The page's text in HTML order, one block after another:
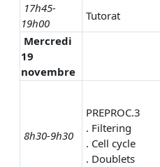
17h45-
19h00
Tutorat
Mercredi
19
novembre
8h30-9h30
PREPROC.3
. Filtering
. Cell cycle
. Doublets